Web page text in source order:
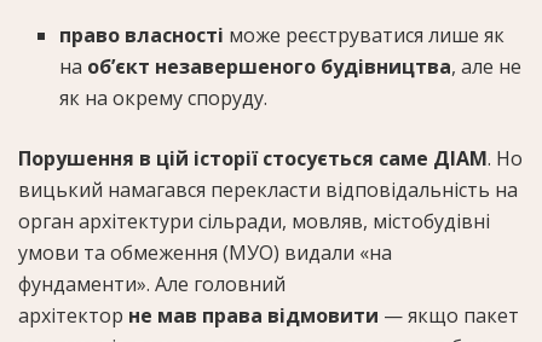
право власності може реєструватися лише як
на об’єкт незавершеного будівництва, але не
як на окрему споруду.
Порушення в цій історії стосується саме ДІАМ. Но
вицький намагався перекласти відповідальність на
орган архітектури сільради, мовляв, містобудівні
умови та обмеження (МУО) видали «на
фундаменти». Але головний
архітектор не мав права відмовити — якщо пакет